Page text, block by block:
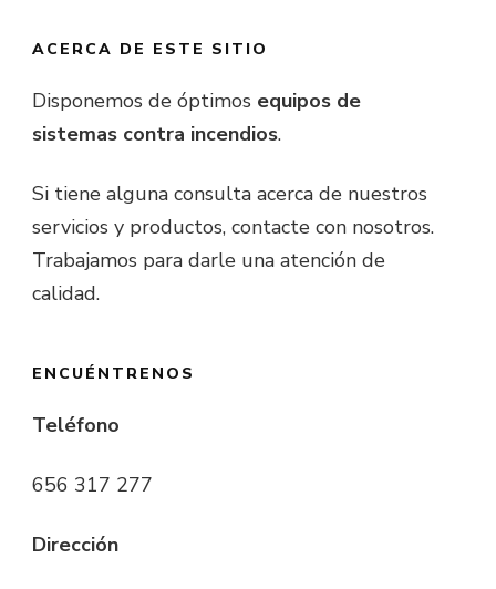
ACERCA DE ESTE SITIO
Disponemos de óptimos equipos de
sistemas contra incendios.
Si tiene alguna consulta acerca de nuestros
servicios y productos, contacte con nosotros.
Trabajamos para darle una atención de
calidad.
ENCUÉNTRENOS
Teléfono
656 317 277
Dirección